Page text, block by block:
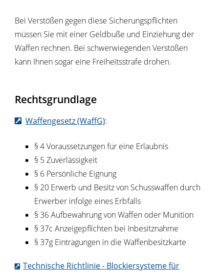
Bei Verstößen gegen diese Sicherungspflichten
müssen Sie mit einer Geldbuße und Einziehung der
Waffen rechnen. Bei schwerwiegenden Verstößen
kann Ihnen sogar eine Freiheitsstrafe drohen.
Rechtsgrundlage
Waffengesetz (WaffG):
§ 4 Voraussetzungen für eine Erlaubnis
§ 5 Zuverlässigkeit
§ 6 Persönliche Eignung
§ 20 Erwerb und Besitz von Schusswaffen durch
Erwerber infolge eines Erbfalls
§ 36 Aufbewahrung von Waffen oder Munition
§ 37c Anzeigepflichten bei Inbesitznahme
§ 37g Eintragungen in die Waffenbesitzkarte
Technische Richtlinie - Blockiersysteme für